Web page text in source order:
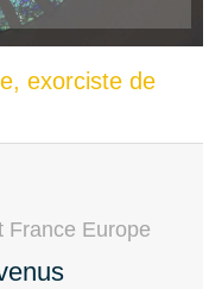
exorciste de
France Europe